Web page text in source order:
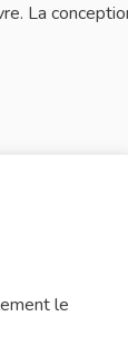
La
le